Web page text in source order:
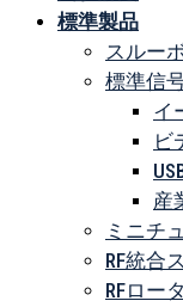
標準製品
スルー
標準信
イ
ビ
産
ミニチ
RF統合
RFロー